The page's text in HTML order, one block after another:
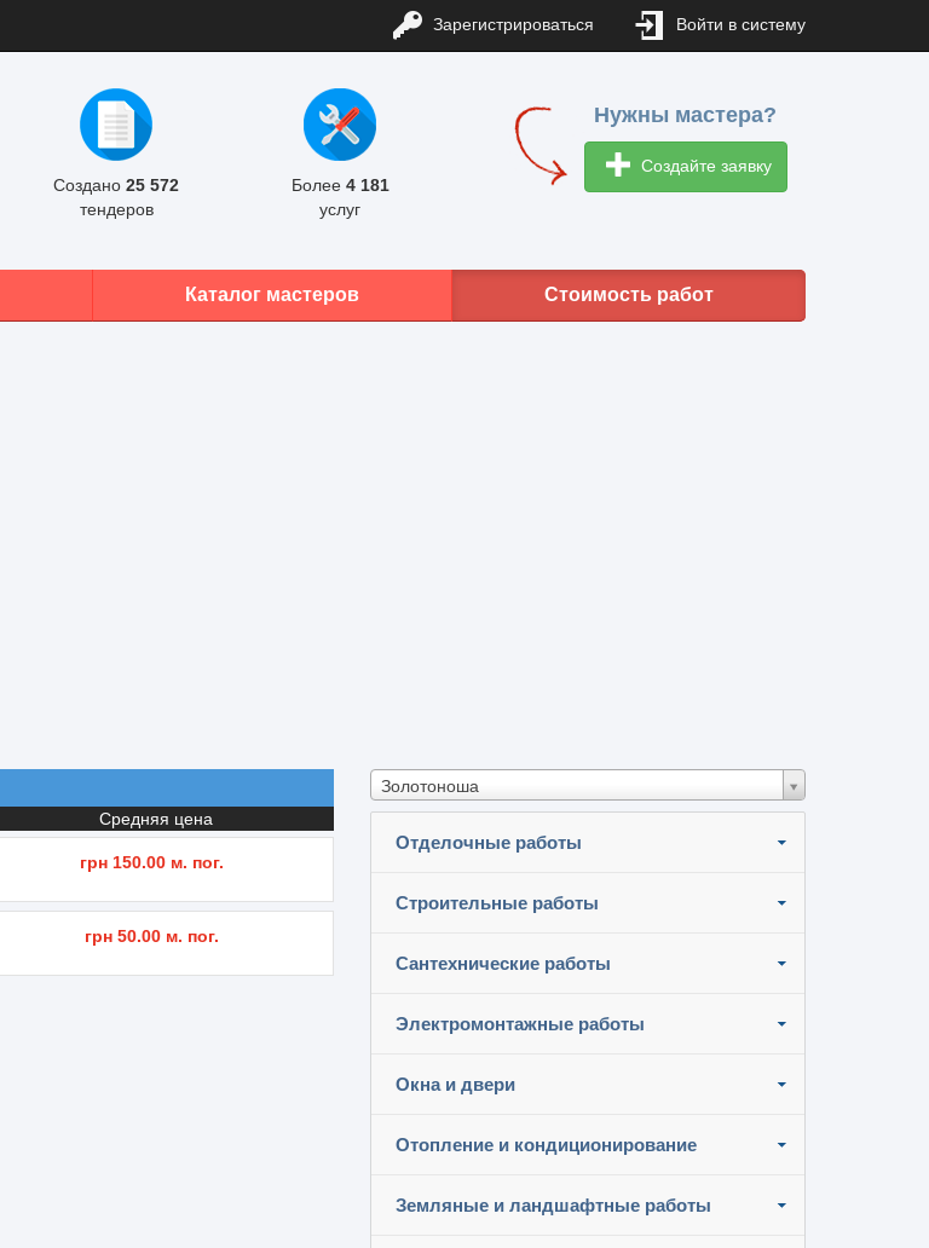
Зарегистрироваться Войти в систему
Создано 25 572
тендеров
Более 4 181
услуг
Нужны мастера?
Создайте заявку
Каталог мастеров Стоимость работ
Золотоноша
Отделочные работы
Строительные работы
Сантехнические работы
Электромонтажные работы
Окна и двери
Отопление и кондиционирование
Земляные и ландшафтные работы
Средняя цена
грн 150.00м. пог.
грн 50.00м. пог.